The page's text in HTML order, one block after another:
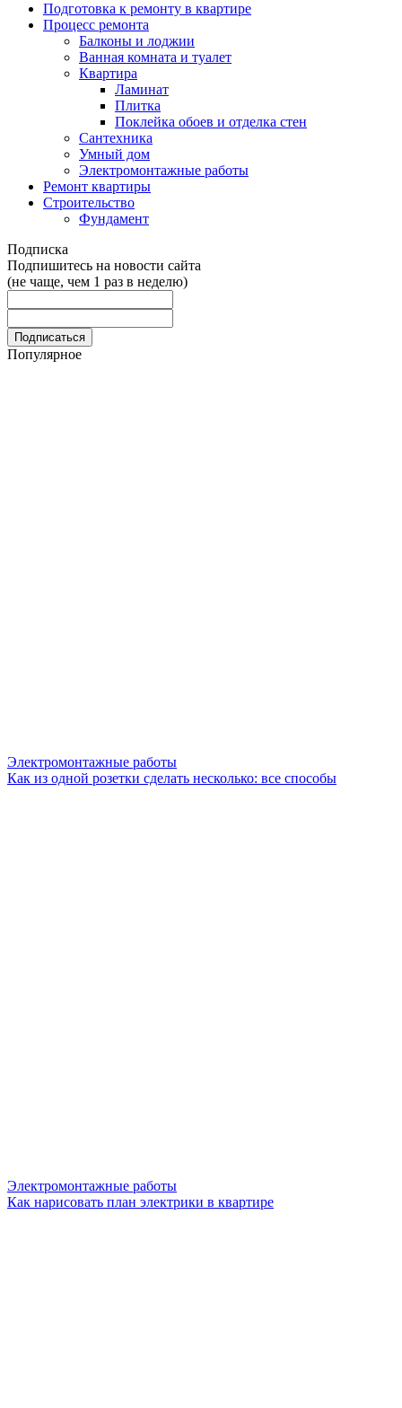
Подготовка к ремонту в квартире
Процесс ремонта
Балконы и лоджии
Ванная комната и туалет
Квартира
Ламинат
Плитка
Поклейка обоев и отделка стен
Сантехника
Умный дом
Электромонтажные работы
Ремонт квартиры
Строительство
Фундамент
Подписка
Подпишитесь на новости сайта
(не чаще, чем 1 раз в неделю)
Популярное
Электромонтажные работы
Как из одной розетки сделать несколько: все способы
Электромонтажные работы
Как нарисовать план электрики в квартире